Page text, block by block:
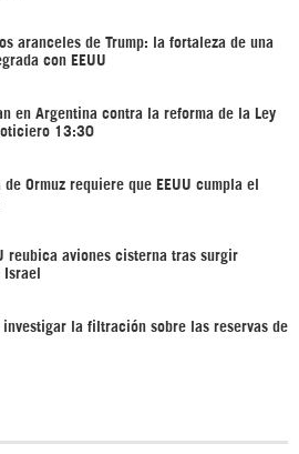
aranceles de Trump: la fortaleza de una
con EEUU
en Argentina contra la reforma de la Ley
13:30
de Ormuz requiere que EEUU cumpla el
reubica aviones cisterna tras surgir
Israel
investigar la filtración sobre las reservas de